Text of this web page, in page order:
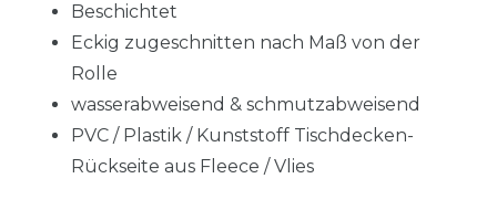
Beschichtet
Eckig zugeschnitten nach Maß von der
Rolle
wasserabweisend & schmutzabweisend
PVC / Plastik / Kunststoff Tischdecken-
Rückseite aus Fleece / Vlies